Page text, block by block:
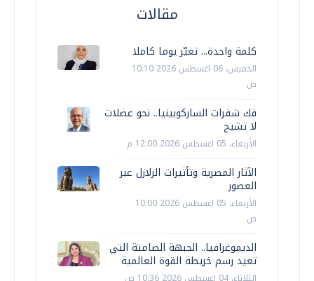
مقالات
كلمة واحدة... تغيّر يوما كاملا
الخميس، 06 اغسطس 2026 10:10
ص
فك شفرات الساركوبينيا.. نحو عضلات
لا تشيخ
الأربعاء، 05 اغسطس 2026 12:00 م
الآثار المصرية وتأثيرات الزلازل عبر
العصور
الأربعاء، 05 اغسطس 2026 10:00
ص
الديموغرافيا.. الجبهة الصامتة التي
تعيد رسم خريطة القوة العالمية